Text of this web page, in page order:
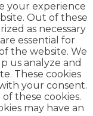
your experience
Out of these
as necessary
essential for
the website. We
us analyze and
These cookies
your consent.
these cookies.
may have an